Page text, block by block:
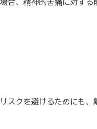
クを避けるためにも、